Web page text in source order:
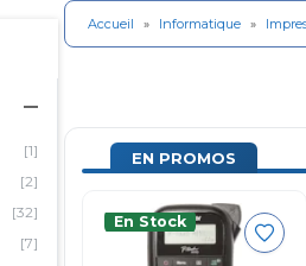
[1]
[2]
[32]
[7]
Accueil » Informatique »
EN PROMOS
En Stock